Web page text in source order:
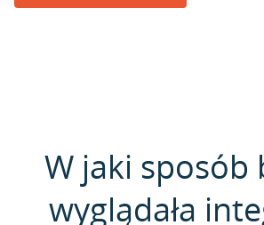
W jaki sposób
wyglądała